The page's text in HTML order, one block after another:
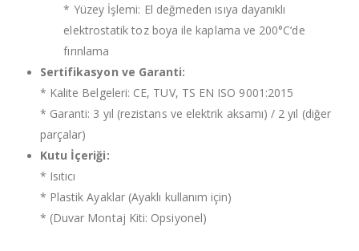
* Yüzey İşlemi: El değmeden ısıya dayanıklı
elektrostatik toz boya ile kaplama ve 200°C’de
fırınlama
Sertifikasyon ve Garanti:
* Kalite Belgeleri: CE, TUV, TS EN ISO 9001:2015
* Garanti: 3 yıl (rezistans ve elektrik aksamı) / 2 yıl (diğer
parçalar)
Kutu İçeriği:
* Isıtıcı
* Plastik Ayaklar (Ayaklı kullanım için)
* (Duvar Montaj Kiti: Opsiyonel)